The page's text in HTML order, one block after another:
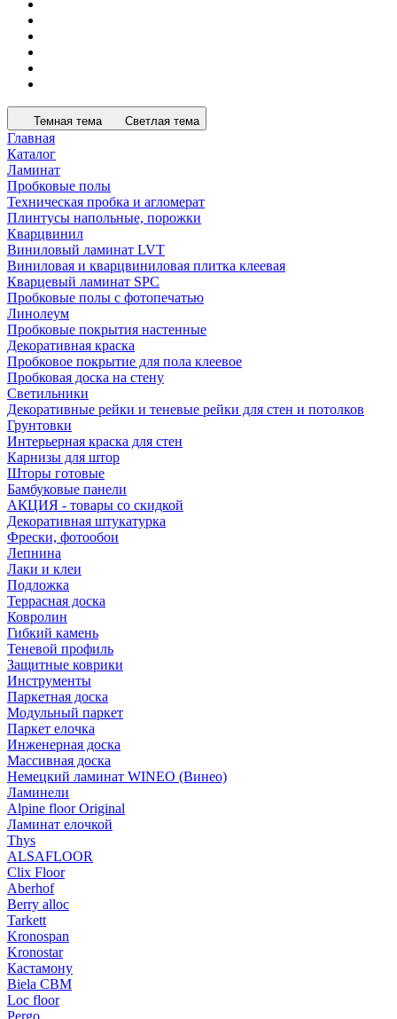
Темная тема Светлая тема
Главная
Каталог
Ламинат
Пробковые полы
Техническая пробка и агломерат
Плинтусы напольные, порожки
Кварцвинил
Виниловый ламинат LVT
Виниловая и кварцвиниловая плитка клеевая
Кварцевый ламинат SPC
Пробковые полы с фотопечатью
Линолеум
Пробковые покрытия настенные
Декоративная краска
Пробковое покрытие для пола клеевое
Пробковая доска на стену
Светильники
Декоративные рейки и теневые рейки для стен и потолков
Грунтовки
Интерьерная краска для стен
Карнизы для штор
Шторы готовые
Бамбуковые панели
АКЦИЯ - товары со скидкой
Декоративная штукатурка
Фрески, фотообои
Лепнина
Лаки и клеи
Подложка
Террасная доска
Ковролин
Гибкий камень
Теневой профиль
Защитные коврики
Инструменты
Паркетная доска
Модульный паркет
Паркет елочка
Инженерная доска
Массивная доска
Немецкий ламинат WINEO (Винео)
Ламинели
Alpine floor Original
Ламинат елочкой
Thys
ALSAFLOOR
Clix Floor
Aberhof
Berry alloc
Tarkett
Kronospan
Kronostar
Кастамону
Biela CBM
Loc floor
Pergo